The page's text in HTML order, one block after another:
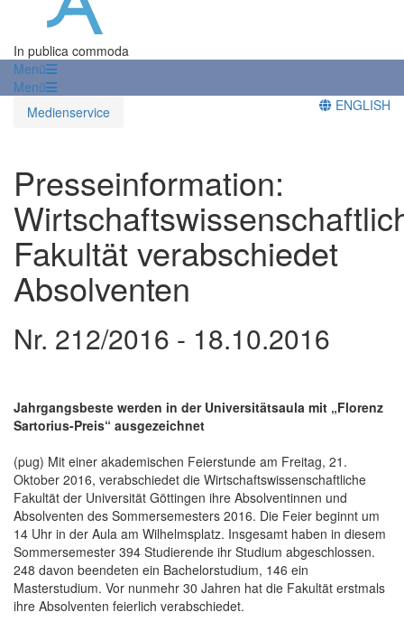
In publica commoda
Menü
Menü
Medienservice
ENGLISH
Presseinformation:
Fakultät verabschiedet
Absolventen
Nr. 212/2016 - 18.10.2016
Jahrgangsbeste werden in der Universitätsaula mit „Florenz
Sartorius-Preis“ ausgezeichnet
(pug) Mit einer akademischen Feierstunde am Freitag, 21.
Oktober 2016, verabschiedet die Wirtschaftswissenschaftliche
Fakultät der Universität Göttingen ihre Absolventinnen und
Absolventen des Sommersemesters 2016. Die Feier beginnt um
14 Uhr in der Aula am Wilhelmsplatz. Insgesamt haben in diesem
Sommersemester 394 Studierende ihr Studium abgeschlossen.
248 davon beendeten ein Bachelorstudium, 146 ein
Masterstudium. Vor nunmehr 30 Jahren hat die Fakultät erstmals
ihre Absolventen feierlich verabschiedet.